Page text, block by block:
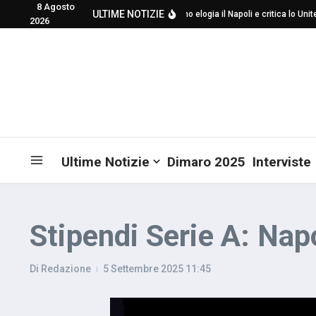
Salta al contenuto
8 Agosto
2026
ULTIME NOTIZIEMourinho elogia il Napoli e critica lo United
Ultime Notizie Dimaro 2025 Interviste
Stipendi Serie A:
Di Redazione 5 Settembre 2025 11:45